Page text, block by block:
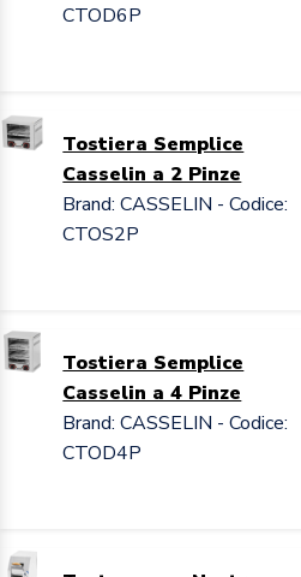
CTOD6P
Tostiera Semplice
Casselin a 2 Pinze
Brand: CASSELIN - Codice:
CTOS2P
Tostiera Semplice
Casselin a 4 Pinze
Brand: CASSELIN - Codice:
CTOD4P